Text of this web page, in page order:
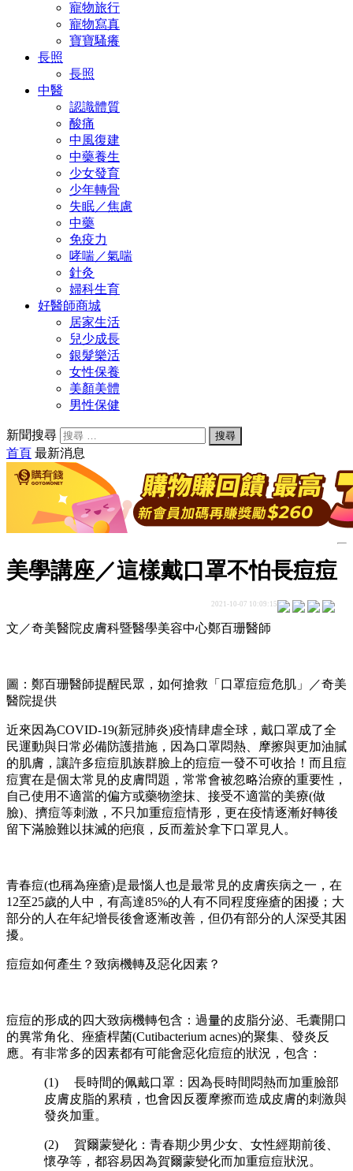
寵物旅行
寵物寫真
寶寶騷癢
長照
長照
中醫
認識體質
酸痛
中風復建
中藥養生
少女發育
少年轉骨
失眠／焦慮
中藥
免疫力
哮喘／氣喘
針灸
婦科生育
好醫師商城
居家生活
兒少成長
銀髮樂活
女性保養
美顏美體
男性保健
新聞搜尋
首頁 最新消息
美學講座／這樣戴口罩不怕長痘痘
2021-10-07 10:09:15
文／奇美醫院皮膚科暨醫學美容中心鄭百珊醫師
圖：鄭百珊醫師提醒民眾，如何搶救「口罩痘痘危肌」／奇美
醫院提供
近來因為COVID-19(新冠肺炎)疫情肆虐全球，戴口罩成了全
民運動與日常必備防護措施，因為口罩悶熱、摩擦與更加油膩
的肌膚，讓許多痘痘肌族群臉上的痘痘一發不可收拾！而且痘
痘實在是個太常見的皮膚問題，常常會被忽略治療的重要性，
自己使用不適當的偏方或藥物塗抹、接受不適當的美療(做
臉)、擠痘等刺激，不只加重痘痘情形，更在疫情逐漸好轉後
留下滿臉難以抹滅的疤痕，反而羞於拿下口罩見人。
青春痘(也稱為痤瘡)是最惱人也是最常見的皮膚疾病之一，在
12至25歲的人中，有高達85%的人有不同程度痤瘡的困擾；大
部分的人在年紀增長後會逐漸改善，但仍有部分的人深受其困
擾。
痘痘如何產生？致病機轉及惡化因素？
痘痘的形成的四大致病機轉包含：過量的皮脂分泌、毛囊開口
的異常角化、痤瘡桿菌(Cutibacterium acnes)的聚集、發炎反
應。有非常多的因素都有可能會惡化痘痘的狀況，包含：
(1) 長時間的佩戴口罩：因為長時間悶熱而加重臉部
皮膚皮脂的累積，也會因反覆摩擦而造成皮膚的刺激與
發炎加重。
(2) 賀爾蒙變化：青春期少男少女、女性經期前後、
懷孕等，都容易因為賀爾蒙變化而加重痘痘狀況。